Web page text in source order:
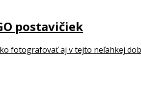
postavičiek
fotografovať aj v tejto neľahkej